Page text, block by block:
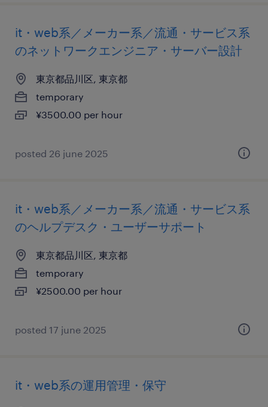
it・web系／メーカー系／流通・サービス系
のネットワークエンジニア・サーバー設計
東京都品川区, 東京都
temporary
¥3500.00 per hour
posted 26 june 2025
it・web系／メーカー系／流通・サービス系
のヘルプデスク・ユーザーサポート
東京都品川区, 東京都
temporary
¥2500.00 per hour
posted 17 june 2025
it・web系の運用管理・保守